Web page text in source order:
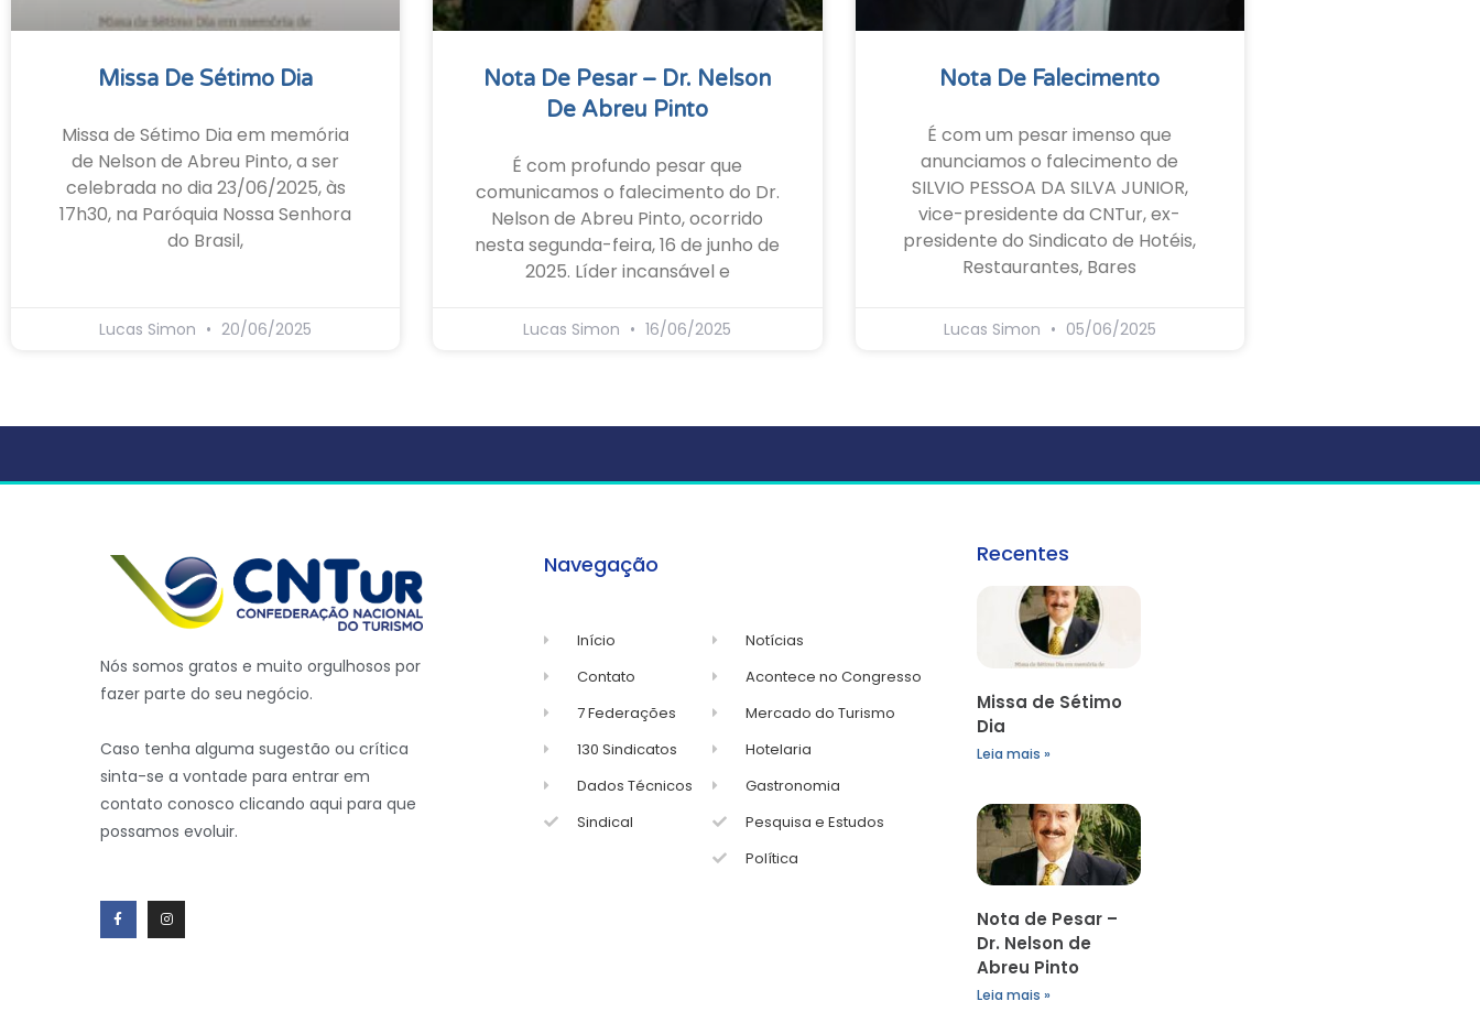
Missa De Sétimo Dia
Missa de Sétimo Dia em memória
de Nelson de Abreu Pinto, a ser
celebrada no dia 23/06/2025, às
17h30, na Paróquia Nossa Senhora
do Brasil,
Lucas Simon 20/06/2025
Nota De Pesar – Dr. Nelson
De Abreu Pinto
É com profundo pesar que
comunicamos o falecimento do Dr.
Nelson de Abreu Pinto, ocorrido
nesta segunda-feira, 16 de junho de
2025. Líder incansável e
Lucas Simon 16/06/2025
Nota De Falecimento
É com um pesar imenso que
anunciamos o falecimento de
SILVIO PESSOA DA SILVA JUNIOR,
vice-presidente da CNTur, ex-
presidente do Sindicato de Hotéis,
Restaurantes, Bares
Lucas Simon 05/06/2025
Nós somos gratos e muito orgulhosos por
fazer parte do seu negócio.
Caso tenha alguma sugestão ou crítica
sinta-se a vontade para entrar em
contato conosco clicando aqui para que
possamos evoluir.
Navegação
Início
Contato
7 Federações
130 Sindicatos
Dados Técnicos
Sindical
Notícias
Acontece no Congresso
Mercado do Turismo
Hotelaria
Gastronomia
Pesquisa e Estudos
Política
Recentes
Missa de Sétimo
Dia
Leia mais »
Nota de Pesar –
Dr. Nelson de
Abreu Pinto
Leia mais »